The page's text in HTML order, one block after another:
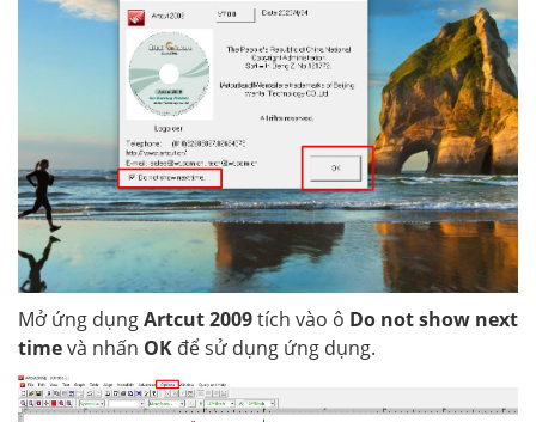
Mở ứng dụngArtcut 2009tích vào ô Do not show next
timevà nhấn OK để sử dụng ứng dụng.